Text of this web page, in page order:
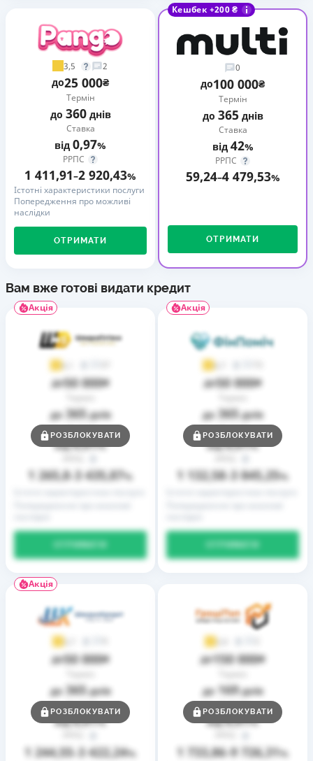
3,5 2
до25 000₴
Термін
до 360днів
Ставка
від 0,97%
РРПС
1 411,91–2 920,43%
Істотні характеристики послуги
Попередження про можливі
наслідки
ОТРИМАТИ
Кешбек +200 ₴
0
до100 000₴
Термін
до 365днів
Ставка
від 42%
РРПС
59,24–4 479,53%
ОТРИМАТИ
Вам вже готові видати кредит
Акція
4,1
до50 000₴
до 365днів
Ставка
від0,01%
1 265,8 3 435,87%
РОЗБЛОКУВАТИ
Акція
4,7
до50 000₴
до 365днів
Ставка
від0,01%
1 132,58 3 845,25%
РОЗБЛОКУВАТИ
Акція
3,7
до50 000₴
до 365днів
Ставка
від0,01%
1 244,55– 3 422,24%
РОЗБЛОКУВАТИ
3,9
до150 000₴
до 169днів
Ставка
від0,01%
1 733,86– 9 726,31%
РОЗБЛОКУВАТИ